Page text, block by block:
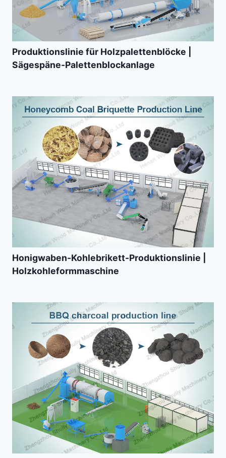
Produktionslinie für Holzpalettenblöcke |
Sägespäne-Palettenblockanlage
Honigwaben-Kohlebrikett-Produktionslinie |
Holzkohleformmaschine